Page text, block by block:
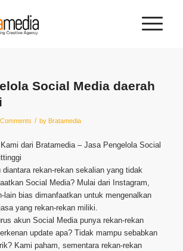
Social Media daerah
/ by Bratamedia
dari Bratamedia – Jasa Pengelola Social
diantara rekan-rekan sekalian yang tidak
Social Media? Mulai dari Instagram,
lain bias dimanfaatkan untuk mengenalkan
yang rekan-rekan miliki.
akun Social Media punya rekan-rekan
update apa? Tidak mampu sebabkan
Kami paham, sementara rekan-rekan